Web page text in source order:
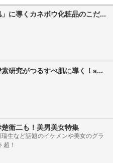
」に導くカネボウ化粧品のこだ...
研究がつるすべ肌に導く！s...
衛二も！美男美女特集
生など話題のイケメンや美女のグラ
超！